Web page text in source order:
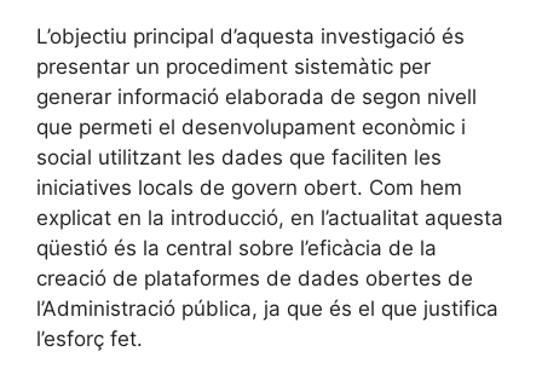
L’objectiu principal d’aquesta investigació és
presentar un procediment sistemàtic per
generar informació elaborada de segon nivell
que permeti el desenvolupament econòmic i
social utilitzant les dades que faciliten les
iniciatives locals de govern obert. Com hem
explicat en la introducció, en l’actualitat aquesta
qüestió és la central sobre l’eficàcia de la
creació de plataformes de dades obertes de
l’Administració pública, ja que és el que justifica
l’esforç fet.